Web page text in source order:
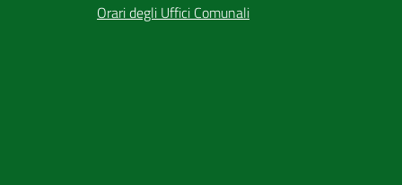
Orari degli Uffici Comunali